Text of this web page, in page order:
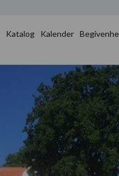
Katalog Kalender